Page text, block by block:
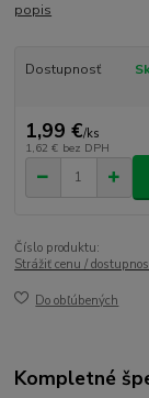
popis
Dostupnosť
1,99 €/ks
1,62 € bez DPH
Číslo produktu:
Strážiť cenu /
Do obľúbených
Kompletné